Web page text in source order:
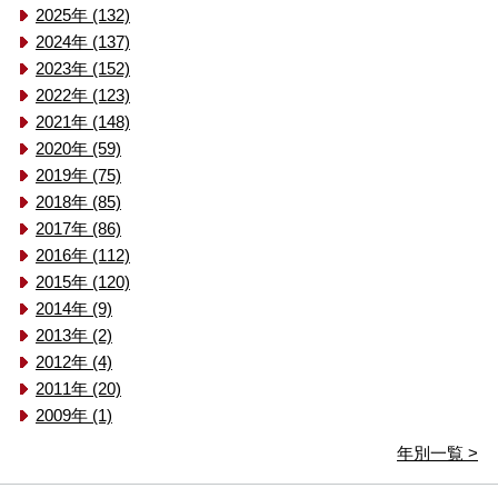
2025年 (132)
2024年 (137)
2023年 (152)
2022年 (123)
2021年 (148)
2020年 (59)
2019年 (75)
2018年 (85)
2017年 (86)
2016年 (112)
2015年 (120)
2014年 (9)
2013年 (2)
2012年 (4)
2011年 (20)
2009年 (1)
年別一覧 >